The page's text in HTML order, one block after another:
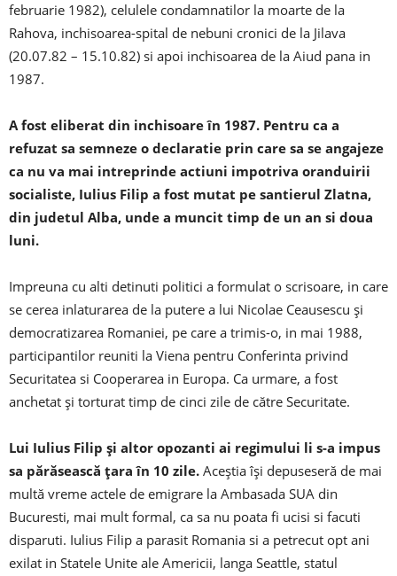
februarie 1982), celulele condamnatilor la moarte de la
Rahova, inchisoarea-spital de nebuni cronici de la Jilava
(20.07.82 – 15.10.82) si apoi inchisoarea de la Aiud pana in
1987.
A fost eliberat din inchisoare în 1987. Pentru ca a
refuzat sa semneze o declaratie prin care sa se angajeze
ca nu va mai intreprinde actiuni impotriva oranduirii
socialiste, Iulius Filip a fost mutat pe santierul Zlatna,
din judetul Alba, unde a muncit timp de un an si doua
luni.
Impreuna cu alti detinuti politici a formulat o scrisoare, in care
se cerea inlaturarea de la putere a lui Nicolae Ceausescu și
democratizarea Romaniei, pe care a trimis-o, in mai 1988,
participantilor reuniti la Viena pentru Conferinta privind
Securitatea si Cooperarea in Europa. Ca urmare, a fost
anchetat și torturat timp de cinci zile de către Securitate.
Lui Iulius Filip și altor opozanti ai regimului li s-a impus
sa părăsească țara în 10 zile. Aceștia își depuseseră de mai
multă vreme actele de emigrare la Ambasada SUA din
Bucuresti, mai mult formal, ca sa nu poata fi ucisi si facuti
disparuti. Iulius Filip a parasit Romania si a petrecut opt ani
exilat in Statele Unite ale Americii, langa Seattle, statul